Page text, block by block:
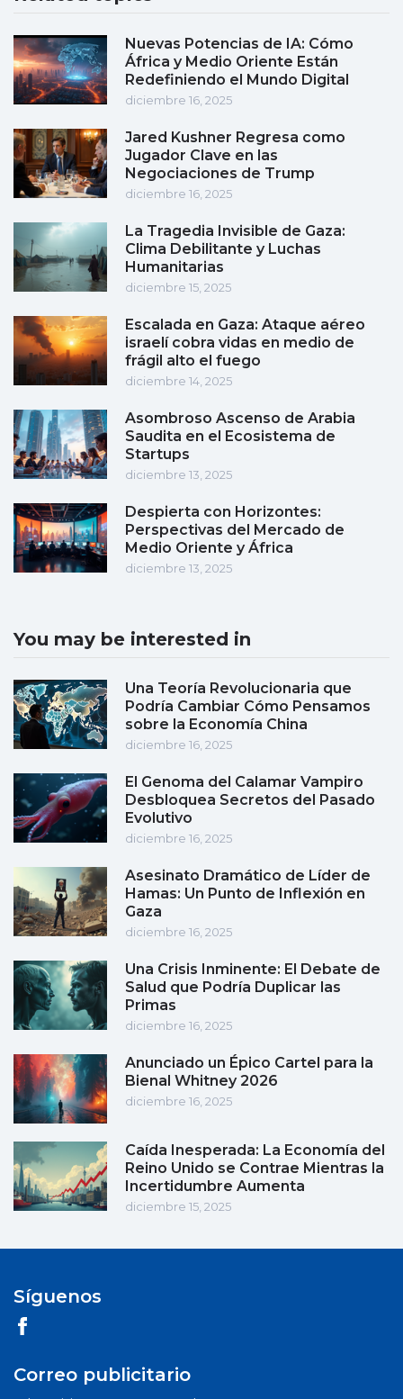
Nuevas Potencias de IA: Cómo
África y Medio Oriente Están
Redefiniendo el Mundo Digital
diciembre 16, 2025
Jared Kushner Regresa como
Jugador Clave en las
Negociaciones de Trump
diciembre 16, 2025
La Tragedia Invisible de Gaza:
Clima Debilitante y Luchas
Humanitarias
diciembre 15, 2025
Escalada en Gaza: Ataque aéreo
israelí cobra vidas en medio de
frágil alto el fuego
diciembre 14, 2025
Asombroso Ascenso de Arabia
Saudita en el Ecosistema de
Startups
diciembre 13, 2025
Despierta con Horizontes:
Perspectivas del Mercado de
Medio Oriente y África
diciembre 13, 2025
You may be interested in
Una Teoría Revolucionaria que
Podría Cambiar Cómo Pensamos
sobre la Economía China
diciembre 16, 2025
El Genoma del Calamar Vampiro
Desbloquea Secretos del Pasado
Evolutivo
diciembre 16, 2025
Asesinato Dramático de Líder de
Hamas: Un Punto de Inflexión en
Gaza
diciembre 16, 2025
Una Crisis Inminente: El Debate de
Salud que Podría Duplicar las
Primas
diciembre 16, 2025
Anunciado un Épico Cartel para la
Bienal Whitney 2026
diciembre 16, 2025
Caída Inesperada: La Economía del
Reino Unido se Contrae Mientras la
Incertidumbre Aumenta
diciembre 15, 2025
Síguenos
Correo publicitario